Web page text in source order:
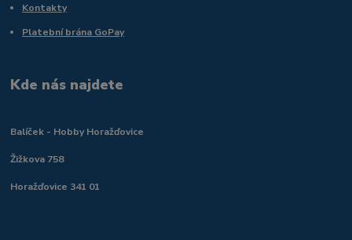
Kontakty
Platební brána GoPay
Kde nás najdete
Balíček - Hobby Horažďovice
Žižkova 758
Horažďovice 341 01